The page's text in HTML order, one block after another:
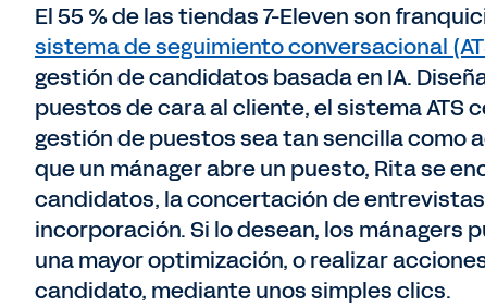
El 55 % de las tiendas 7-Eleven son
sistema de seguimiento conversacional
gestión de candidatos basada en IA.
puestos de cara al cliente, el sistema ATS
gestión de puestos sea tan sencilla como
que un mánager abre un puesto, Rita se
candidatos, la concertación de
incorporación. Si lo desean, los
una mayor optimización, o realizar
candidato, mediante unos simples clics.